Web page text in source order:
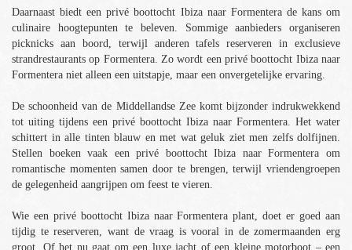
Daarnaast biedt een privé boottocht Ibiza naar Formentera de kans om
culinaire hoogtepunten te beleven. Sommige aanbieders organiseren
picknicks aan boord, terwijl anderen tafels reserveren in exclusieve
strandrestaurants op Formentera. Zo wordt een privé boottocht Ibiza naar
Formentera niet alleen een uitstapje, maar een onvergetelijke ervaring.
De schoonheid van de Middellandse Zee komt bijzonder indrukwekkend
tot uiting tijdens een privé boottocht Ibiza naar Formentera. Het water
schittert in alle tinten blauw en met wat geluk ziet men zelfs dolfijnen.
Stellen boeken vaak een privé boottocht Ibiza naar Formentera om
romantische momenten samen door te brengen, terwijl vriendengroepen
de gelegenheid aangrijpen om feest te vieren.
Wie een privé boottocht Ibiza naar Formentera plant, doet er goed aan
tijdig te reserveren, want de vraag is vooral in de zomermaanden erg
groot. Of het nu gaat om een luxe jacht of een kleine motorboot – een